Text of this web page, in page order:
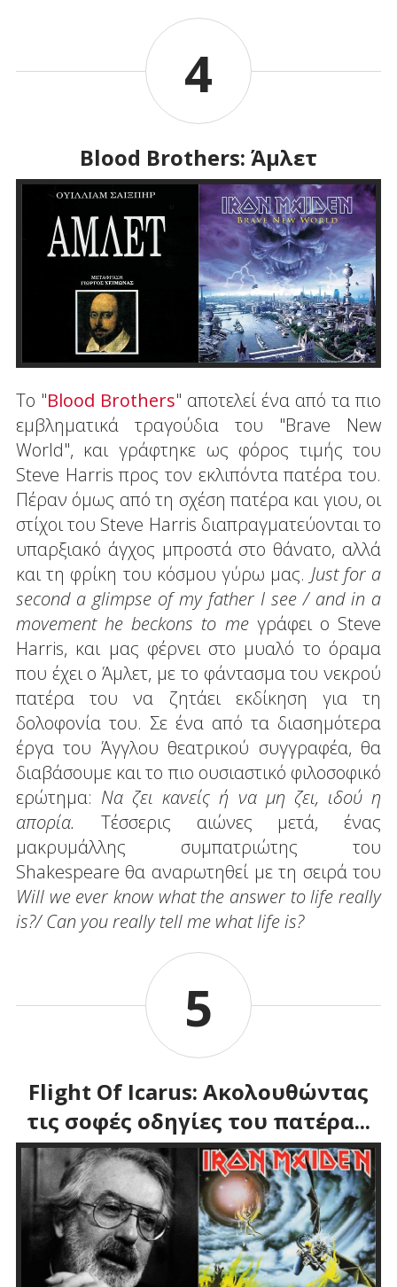
4
Blood Brothers: Άμλετ
To "Blood Brothers" αποτελεί ένα από τα πιο
εμβληματικά τραγούδια του "Brave New
World", και γράφτηκε ως φόρος τιμής του
Steve Harris προς τον εκλιπόντα πατέρα του.
Πέραν όμως από τη σχέση πατέρα και γιου, οι
στίχοι του Steve Harris διαπραγματεύονται το
υπαρξιακό άγχος μπροστά στο θάνατο, αλλά
και τη φρίκη του κόσμου γύρω μας. Just for a
second a glimpse of my father I see / and in a
movement he beckons to meγράφει ο Steve
Harris, και μας φέρνει στο μυαλό το όραμα
που έχει ο Άμλετ, με το φάντασμα του νεκρού
πατέρα του να ζητάει εκδίκηση για τη
δολοφονία του. Σε ένα από τα διασημότερα
έργα του Άγγλου θεατρικού συγγραφέα, θα
διαβάσουμε και το πιο ουσιαστικό φιλοσοφικό
ερώτημα: Να ζει κανείς ή να μη ζει, ιδού η
απορία. Τέσσερις αιώνες μετά, ένας
μακρυμάλλης συμπατριώτης του
Shakespeare θα αναρωτηθεί με τη σειρά του
Will we ever know what the answer to life really
is?/ Can you really tell me what life is?
5
Flight Of Icarus: Ακολουθώντας
τις σοφές οδηγίες του πατέρα...